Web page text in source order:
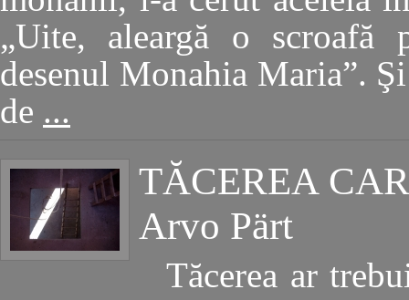
„Uite, aleargă o scroafă
desenul Monahia Maria”.
de ...
TĂCEREA
Arvo Pärt
Tăcerea ar